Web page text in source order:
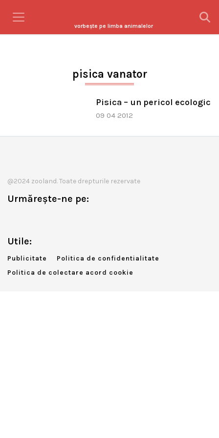
vorbeşte pe limba animalelor
pisica vanator
Pisica – un pericol ecologic
09 04 2012
@2024 zooland. Toate drepturile rezervate
Urmărește-ne pe:
Utile:
Publicitate
Politica de confidentialitate
Politica de colectare acord cookie